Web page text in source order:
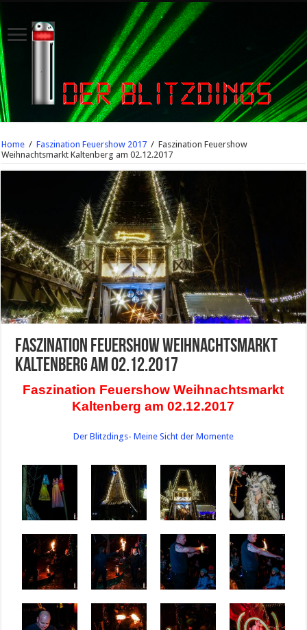
Home / Faszination Feuershow 2017 / Faszination Feuershow
Weihnachtsmarkt Kaltenberg am 02.12.2017
Faszination Feuershow Weihnachtsmarkt
Kaltenberg am 02.12.2017
Faszination Feuershow Weihnachtsmarkt
Kaltenberg am 02.12.2017
Der Blitzdings- Meine Sicht der Momente